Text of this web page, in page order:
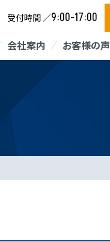
受付時間 ／9:00-17:00
会社案内 お客様の声